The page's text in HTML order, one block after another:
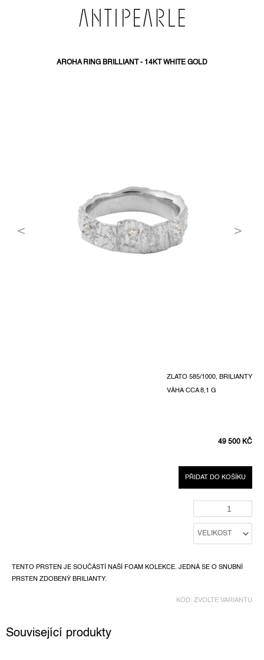
AROHA RING BRILLIANT - 14KT WHITE GOLD
49 500 KČ
CENA:
PŘIDAT DO KOŠÍKU
ZLATO 585/1000, BRILIANTY
VÁHA CCA 8,1 G
TENTO PRSTEN JE SOUČÁSTÍ NAŠÍ FOAM KOLEKCE. JEDNÁ SE O SNUBNÍ
PRSTEN ZDOBENÝ BRILIANTY.
KÓD: ZVOLTE VARIANTU
Související produkty